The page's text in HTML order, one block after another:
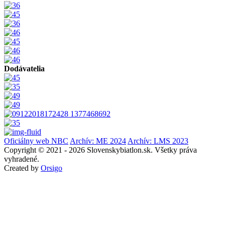
Dodávatelia
Oficiálny web NBC Archív: ME 2024 Archív: LMS 2023
Copyright © 2021 - 2026 Slovenskybiatlon.sk. Všetky práva
vyhradené.
Created by Orsigo